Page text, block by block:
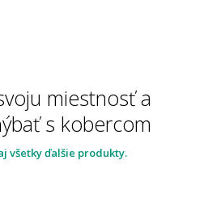
miestnosť a
s kobercom
všetky ďalšie produkty.